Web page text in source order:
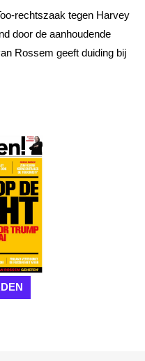
rechtszaak tegen Harvey
door de aanhoudende
Rossem geeft duiding bij